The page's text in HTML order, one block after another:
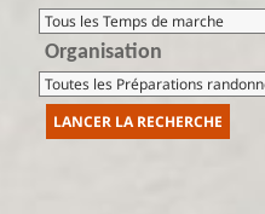
Organisation